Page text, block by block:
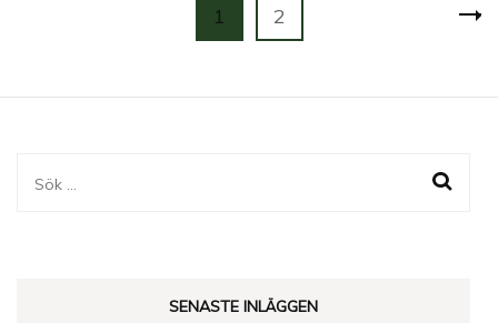
Page
1 Page
2
Sök
SENASTE INLÄGGEN